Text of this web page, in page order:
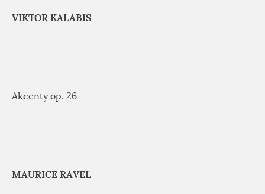
VIKTOR KALABIS
Akcenty op. 26
MAURICE RAVEL